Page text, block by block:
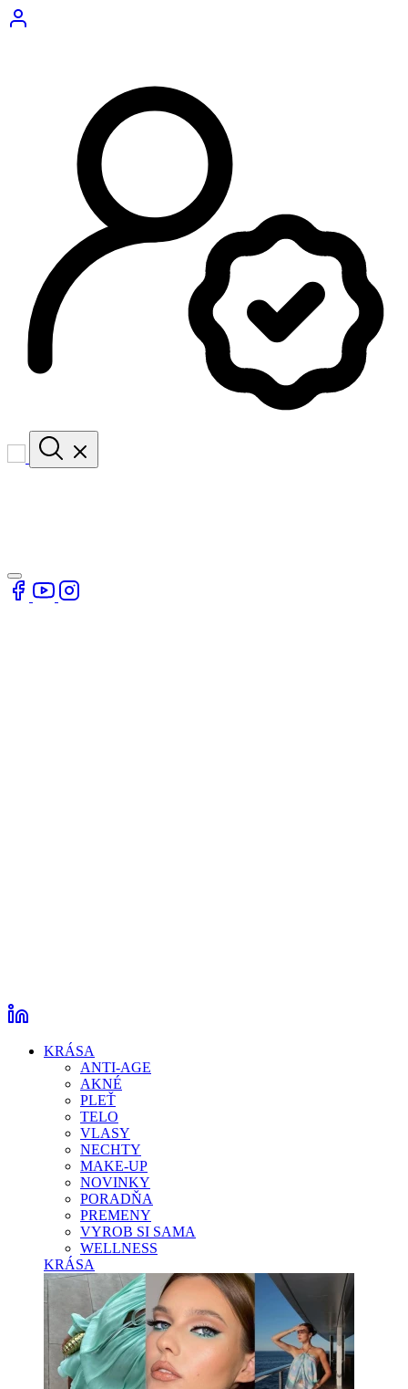
KRÁSA
ANTI-AGE
AKNÉ
PLEŤ
TELO
VLASY
NECHTY
MAKE-UP
NOVINKY
PORADŇA
PREMENY
VYROB SI SAMA
WELLNESS
KRÁSA